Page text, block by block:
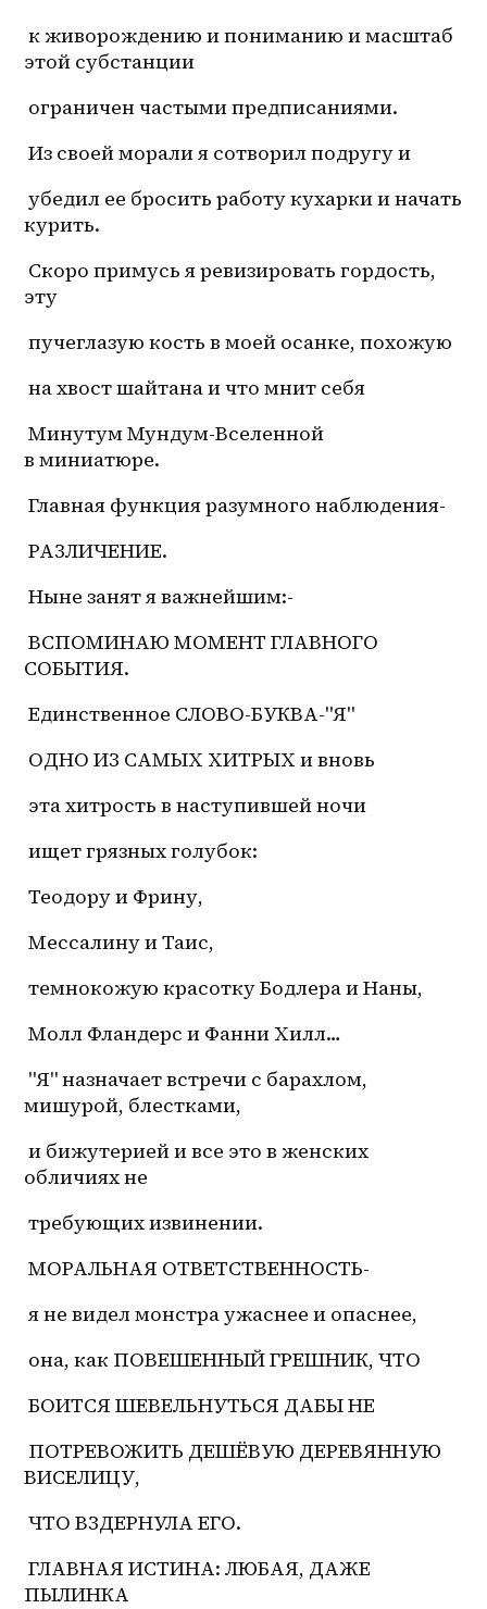
к живорождению и пониманию и масштаб
этой субстанции
ограничен частыми предписаниями.
Из своей морали я сотворил подругу и
убедил ее бросить работу кухарки и начать
курить.
эту
пучеглазую кость в моей осанке, похожую
на хвост шайтана и что мнит себя
Минутум Мундум-Вселенной
в миниатюре.
Главная функция разумного наблюдения-
РАЗЛИЧЕНИЕ.
Ныне занят я важнейшим:-
ВСПОМИНАЮ МОМЕНТ ГЛАВНОГО
СОБЫТИЯ.
Единственное СЛОВО-БУКВА-"Я"
ОДНО ИЗ САМЫХ ХИТРЫХ и вновь
эта хитрость в наступившей ночи
ищет грязных голубок:
Теодору и Фрину,
Мессалину и Таис,
темнокожую красотку Бодлера и Наны,
Молл Фландерс и Фанни Хилл…
мишурой, блестками,
и бижутерией и все это в женских
обличиях не
требующих извинении.
МОРАЛЬНАЯ ОТВЕТСТВЕННОСТЬ-
я не видел монстра ужаснее и опаснее,
она, как ПОВЕШЕННЫЙ ГРЕШНИК, ЧТО
БОИТСЯ ШЕВЕЛЬНУТЬСЯ ДАБЫ НЕ
ВИСЕЛИЦУ,
ЧТО ВЗДЕРНУЛА ЕГО.
ГЛАВНАЯ ИСТИНА: ЛЮБАЯ, ДАЖЕ
ПЫЛИНКА